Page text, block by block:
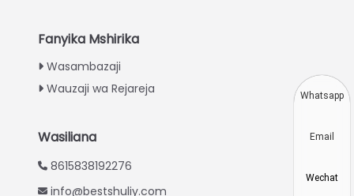
Fanyika Mshirika
Wasambazaji
Wauzaji wa Rejareja
Wasiliana
8615838192276
info@bestshuliy.com
Spanish
Chinese
Hindi
Japanese
Vietnamese
Thai
Whatsapp
Email
Wechat